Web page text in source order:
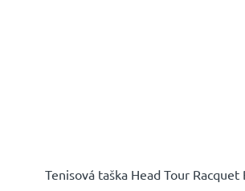
Tenisová taška Head Tour Racquet